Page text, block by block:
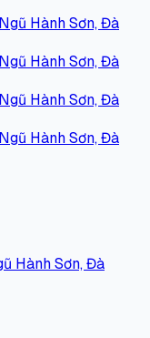
Hành Sơn, Đà